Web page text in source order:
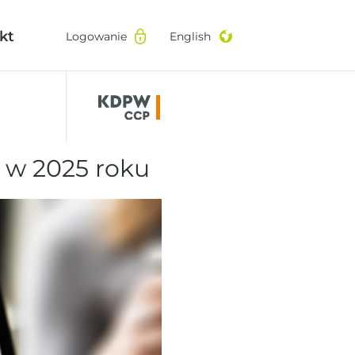
Logowanie English
Logowanie English
2025 roku